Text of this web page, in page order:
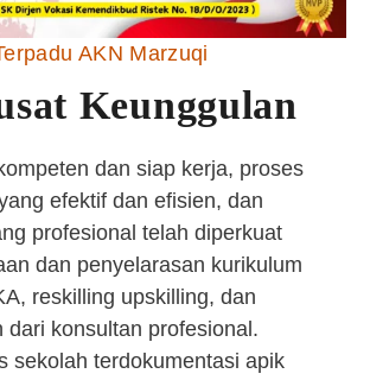
AKN Marzuqi
Keunggulan
dan siap kerja, proses
efektif dan efisien, dan
profesional telah diperkuat
dan penyelarasan kurikulum
reskilling upskilling, dan
dari konsultan profesional.
sekolah terdokumentasi apik